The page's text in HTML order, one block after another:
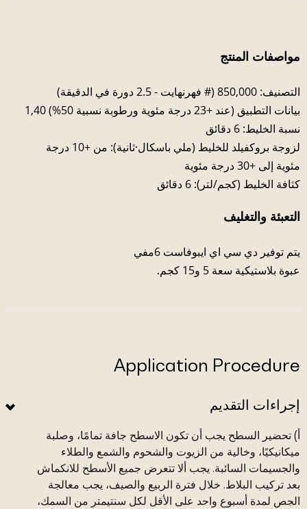
مواصفات المنتج
التصنيف: 850,000 (# فهرنهايت - 2.5 دورة في الدقيقة)
بيانات التطبيق (عند +23 درجة مئوية ورطوبة نسبية 50%) 1,40
نسبة الخليط: 6 دقائق
لزوجة بروكفيلد للخليط (ملي باسكال·ثانية): من +10 درجة
مئوية إلى +30 درجة مئوية
كثافة الخليط (كجم/لتر): 6 دقائق
التعبئة والتغليف
يتم توفير دي سي اي ايبوفاست 6مفي
عبوة بلاستيكية سعة 5 و15 كجم.
Application Procedure
إجراءات التقديم
أ) تحضير السطح يجب أن تكون الاسطح جافة تمامًا، وصلبة
ميكانيكيًا، وخالية من الزيوت والشحوم والشمع والطلاء
والجسيمات السائبة. يجب ألا تتعرض جميع الأسطح للانكماش
بعد تركيب البلاط. خلال فترة الربيع والصيف، يجب معالجة
الجص لمدة أسبوع واحد على الأقل لكل سنتيمتر من السمك،